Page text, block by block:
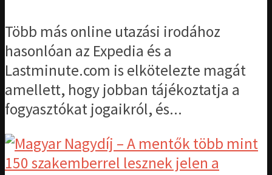
Több más online utazási irodához
hasonlóan az Expedia és a
Lastminute.com is elkötelezte magát
amellett, hogy jobban tájékoztatja a
fogyasztókat jogaikról, és...